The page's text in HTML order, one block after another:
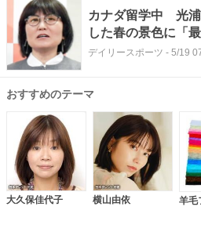
カナダ留学中 光
した春の景色に「
う」
デイリースポーツ - 5/19
おすすめのテーマ
大久保佳代子 横山由依 羊毛